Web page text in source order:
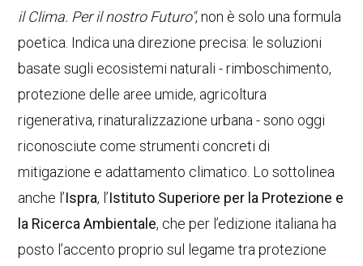
il Clima. Per il nostro Futuro", non è solo una formula
poetica. Indica una direzione precisa: le soluzioni
basate sugli ecosistemi naturali - rimboschimento,
protezione delle aree umide, agricoltura
rigenerativa, rinaturalizzazione urbana - sono oggi
riconosciute come strumenti concreti di
mitigazione e adattamento climatico. Lo sottolinea
anche l’Ispra, l’Istituto Superiore per la Protezione e
la Ricerca Ambientale, che per l’edizione italiana ha
posto l’accento proprio sul legame tra protezione